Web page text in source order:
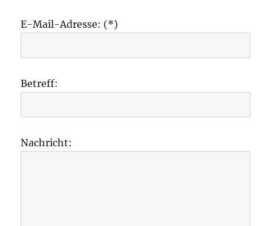
E-Mail-Adresse: (*)
Betreff:
Nachricht: